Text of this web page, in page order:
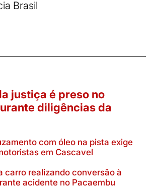
Brasil
justiça é preso no
diligências da
com óleo na pista exige
em Cascavel
carro realizando conversão à
acidente no Pacaembu